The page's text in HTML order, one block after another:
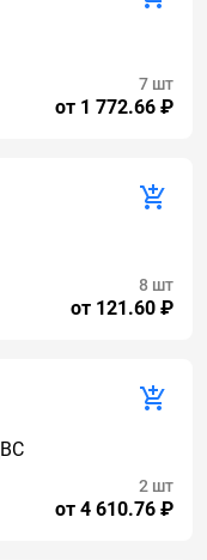
от 1 772.66 ₽
7 шт
от 121.60 ₽
8 шт
от 4 610.76 ₽
2 шт